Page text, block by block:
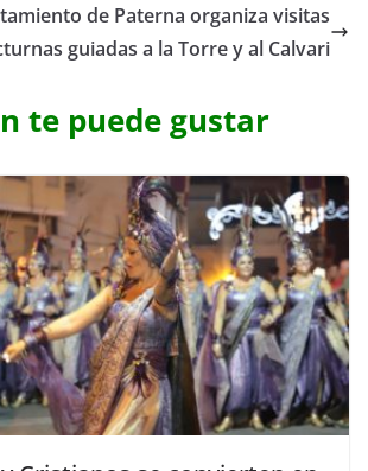
de Paterna organiza visitas
guiadas a la Torre y al Calvari
te puede gustar